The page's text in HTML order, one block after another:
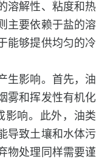
溶解性、粘度和热
主要依赖于盐的溶
能够提供均匀的冷
生影响。首先，油
雾和挥发性有机化
影响。此外，油类
导致土壤和水体污
物处理同样需要谨